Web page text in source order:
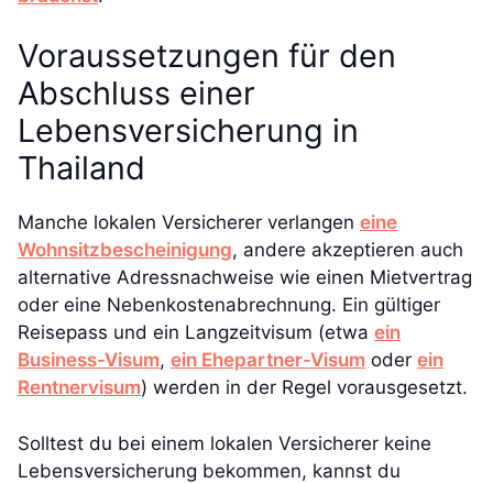
Voraussetzungen für den
Abschluss einer
Lebensversicherung in
Thailand
Manche lokalen Versicherer verlangen eine
Wohnsitzbescheinigung, andere akzeptieren auch
alternative Adressnachweise wie einen Mietvertrag
oder eine Nebenkostenabrechnung. Ein gültiger
Reisepass und ein Langzeitvisum (etwa ein
Business-Visum, ein Ehepartner-Visum oder ein
Rentnervisum) werden in der Regel vorausgesetzt.
Solltest du bei einem lokalen Versicherer keine
Lebensversicherung bekommen, kannst du